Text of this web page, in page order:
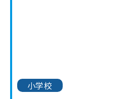
小学校